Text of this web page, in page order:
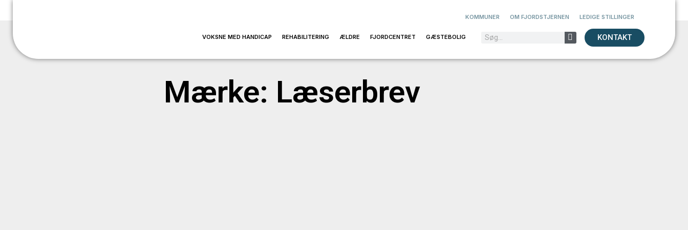
KOMMUNER OM FJORDSTJERNEN LEDIGE STILLINGER
VOKSNE MED HANDICAP REHABILITERING ÆLDRE FJORDCENTRET GÆSTEBOLIG KONTAKT
Mærke: Læserbrev